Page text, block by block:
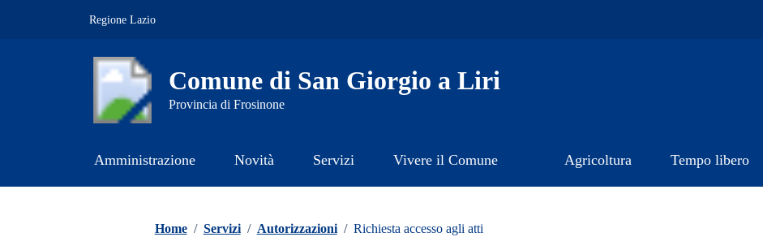
Regione Lazio
Comune di San Giorgio a Liri
Provincia di Frosinone
Amministrazione Novità Servizi Vivere il Comune Agricoltura Tempo libero
Home / Servizi / Autorizzazioni / Richiesta accesso agli atti